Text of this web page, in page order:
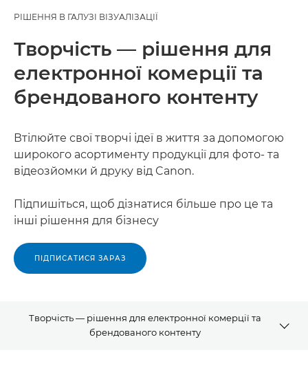
РІШЕННЯ В ГАЛУЗІ ВІЗУАЛІЗАЦІЇ
Творчість — рішення для
електронної комерції та
брендованого контенту
Втілюйте свої творчі ідеї в життя за допомогою
широкого асортименту продукції для фото- та
відеозйомки й друку від Canon.
Підпишіться, щоб дізнатися більше про це та
інші рішення для бізнесу
ПІДПИСАТИСЯ ЗАРАЗ
Творчість — рішення для електронної комерції та
брендованого контенту